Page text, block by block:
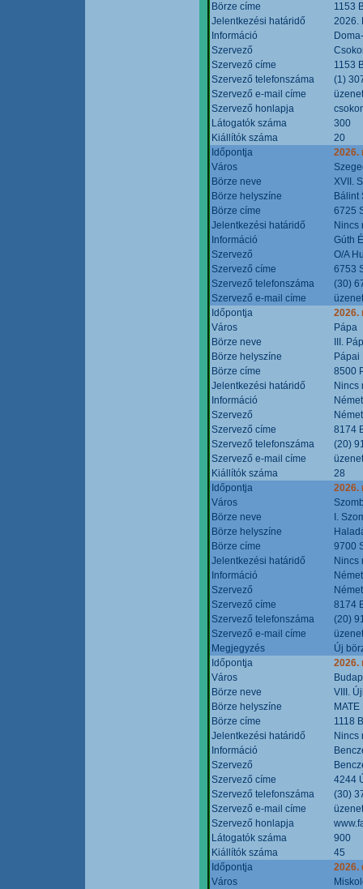
Börze címe
1153
Jelentkezési határidő
2026.
Információ
Szervező
Szervező címe
1153
Szervező telefonszáma
(1)
Szervező e-mail címe
Szervező honlapja
Látogatók száma
300
Kiállítók száma
20
Időpontja
2026.
Város
Börze neve
XVII.
Börze helyszíne
Bálint
Börze címe
6725
Jelentkezési határidő
Nincs
Információ
Gúth
Szervező
O/A
Szervező címe
6753
Szervező telefonszáma
(30)
Szervező e-mail címe
Időpontja
2026.
Város
Pápa
Börze neve
III.
Börze helyszíne
Pápai
Börze címe
8500
Jelentkezési határidő
Nincs
Információ
Szervező
Szervező címe
8174
Szervező telefonszáma
(20)
Szervező e-mail címe
Kiállítók száma
28
Időpontja
2026.
Város
Börze neve
I.
Börze helyszíne
Börze címe
9700
Jelentkezési határidő
Nincs
Információ
Szervező
Szervező címe
8174
Szervező telefonszáma
(20)
Szervező e-mail címe
Megjegyzés
Új
Időpontja
2026.
Város
Börze neve
VIII.
Börze helyszíne
Börze címe
1118
Jelentkezési határidő
Nincs
Információ
Szervező
Szervező címe
4244
Szervező telefonszáma
(30)
Szervező e-mail címe
Szervező honlapja
Látogatók száma
900
Kiállítók száma
45
Időpontja
2026.
Város